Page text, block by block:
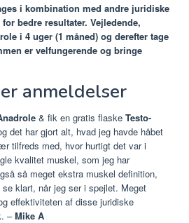
i kombination med andre juridiske
bedre resultater. Vejledende,
i 4 uger (1 måned) og derefter tage
er velfungerende og bringe
anmeldelser
& fik en gratis flaske Testo-
det har gjort alt, hvad jeg havde håbet
tilfreds med, hvor hurtigt det var i
kvalitet muskel, som jeg har
så meget ekstra muskel definition,
klart, når jeg ser i spejlet. Meget
effektiviteten af disse juridiske
–Mike A